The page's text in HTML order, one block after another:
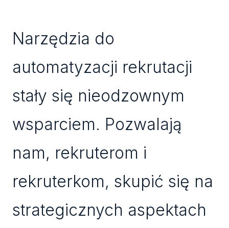
Narzędzia do
automatyzacji rekrutacji
stały się nieodzownym
wsparciem. Pozwalają
nam, rekruterom i
rekruterkom, skupić się na
strategicznych aspektach